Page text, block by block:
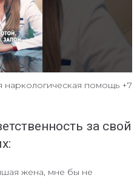
наркологическая помощь +7
за свой
жена, мне бы не